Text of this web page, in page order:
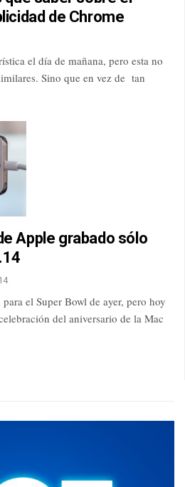
de Chrome
el día de mañana, pero esta no
Sino que en vez de tan
Apple grabado sólo
el Super Bowl de ayer, pero hoy
del aniversario de la Mac